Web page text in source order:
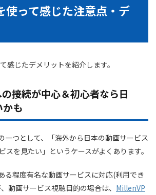
使って感じた注意点・デ
感じたデメリットを紹介します。
接続が中心＆初心者なら日
も
一つとして、「海外から日本の動画サービス
スを見たい」というケースがよくあります。
る程度有名な動画サービスに対応(利用でき
動画サービス視聴目的の場合は、 MillenVP